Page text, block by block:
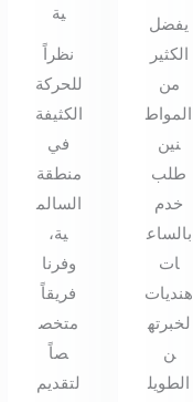
ية
نظراً
للحركة
الكثيفة
في
منطقة
السالم
ية،
وفرنا
فريقاً
متخص
صاً
لتقديم
يفضل
الكثير
من
المواط
نين
طلب
خدم
بالساع
ات
هنديات
لخبرته
ن
الطويل